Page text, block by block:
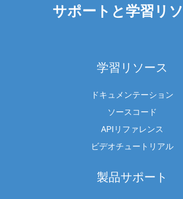
サポートと学習リ
学習リソース
ドキュメンテーション
ソースコード
APIリファレンス
ビデオチュートリアル
製品サポート